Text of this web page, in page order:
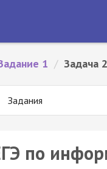
1 / Задача
Задания
по